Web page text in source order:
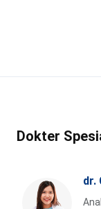
Dokter
dr.